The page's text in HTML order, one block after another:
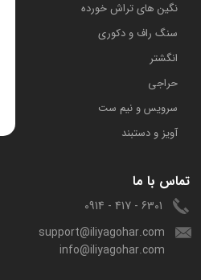
​نگین های تراش خورده
سنگ راف و دکوری
انگشتر
حراجی
سرویس و نیم ست
آویز و دستبند
تماس با ما
6301 - 417 - 0914
support@iliyagohar.com
info@iliyagohar.com